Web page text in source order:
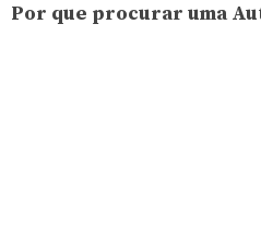
Por que procurar uma